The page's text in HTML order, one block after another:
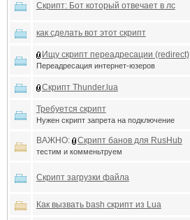
Скрипт: Бот который отвечает в лс
как сделать вот этот скрипт
Ищу скрипт переадресации (redirect)
Переадресация интернет-юзеров
Скрипт Thunder.lua
Требуется скрипт
Нужен скрипт запрета на подключение
ВАЖНО: Скрипт банов для RusHub
тестим и комменьтруем
Скрипт загрузки файла
Как вызвать bash скрипт из Lua